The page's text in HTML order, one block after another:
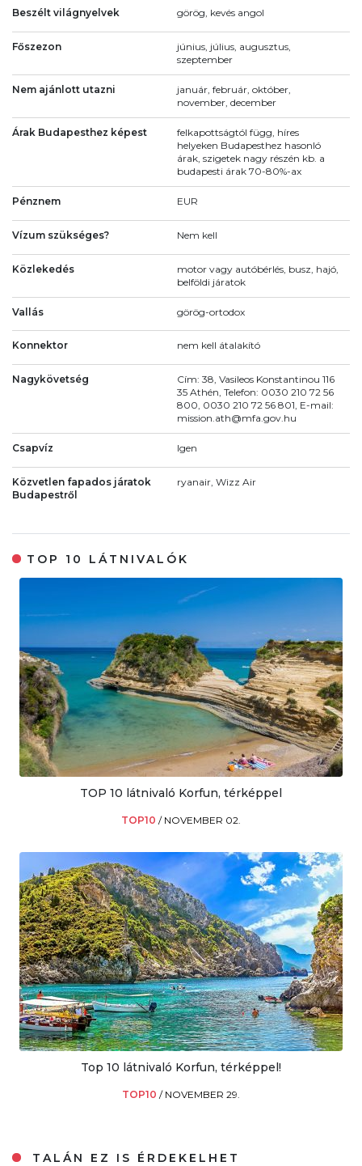
Beszélt világnyelvek görög, kevés angol
Főszezon
június, július, augusztus,
szeptember
Nem ajánlott utazni
január, február, október,
november, december
Árak Budapesthez képest
felkapottságtól függ, híres
helyeken Budapesthez hasonló
árak, szigetek nagy részén kb. a
budapesti árak 70-80%-ax
Pénznem EUR
Vízum szükséges? Nem kell
Közlekedés
motor vagy autóbérlés, busz, hajó,
belföldi járatok
Vallás görög-ortodox
Konnektor nem kell átalakító
Nagykövetség
Cím: 38, Vasileos Konstantinou 116
35 Athén, Telefon: 0030 210 72 56
800, 0030 210 72 56 801, E-mail:
mission.ath@mfa.gov.hu
Csapvíz Igen
Közvetlen fapados járatok
Budapestről
ryanair, Wizz Air
TOP 10 LÁTNIVALÓK
TOP 10 látnivaló Korfun, térképpel
TOP10 / NOVEMBER 02.
Top 10 látnivaló Korfun, térképpel!
TOP10 / NOVEMBER 29.
TALÁN EZ IS ÉRDEKELHET